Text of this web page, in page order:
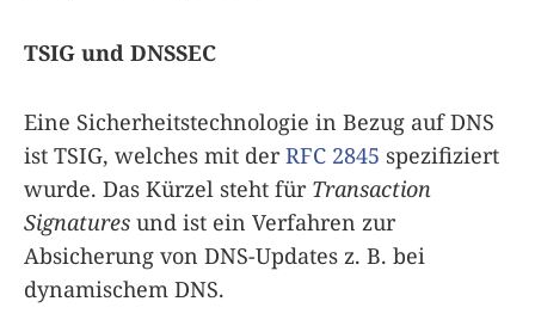
TSIG und DNSSEC
Eine Sicherheitstechnologie in Bezug auf DNS
ist TSIG, welches mit derRFC 2845 spezifiziert
wurde. Das Kürzel steht für Transaction
Signatures und ist ein Verfahren zur
Absicherung von DNS-Updates z. B. bei
dynamischem DNS.